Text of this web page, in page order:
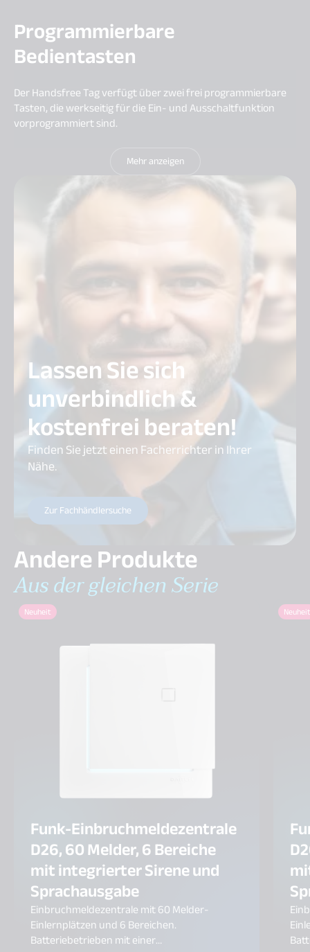
Programmierbare
Bedientasten
Der Handsfree Tag verfügt über zwei frei programmierbare
Tasten, die werkseitig für die Ein- und Ausschaltfunktion
vorprogrammiert sind.
Mehr anzeigen
Lassen Sie sich
unverbindlich &
kostenfrei beraten!
Finden Sie jetzt einen Facherrichter in Ihrer
Nähe.
Zur Fachhändlersuche
Andere Produkte
Aus der gleichen Serie
Neuheit
Funk-Einbruchmeldezentrale
D26, 60 Melder, 6 Bereiche
mit integrierter Sirene und
Sprachausgabe
Einbruchmeldezentrale mit 60 Melder-
Einlernplätzen und 6 Bereichen.
Batteriebetrieben mit einer
Neuheit